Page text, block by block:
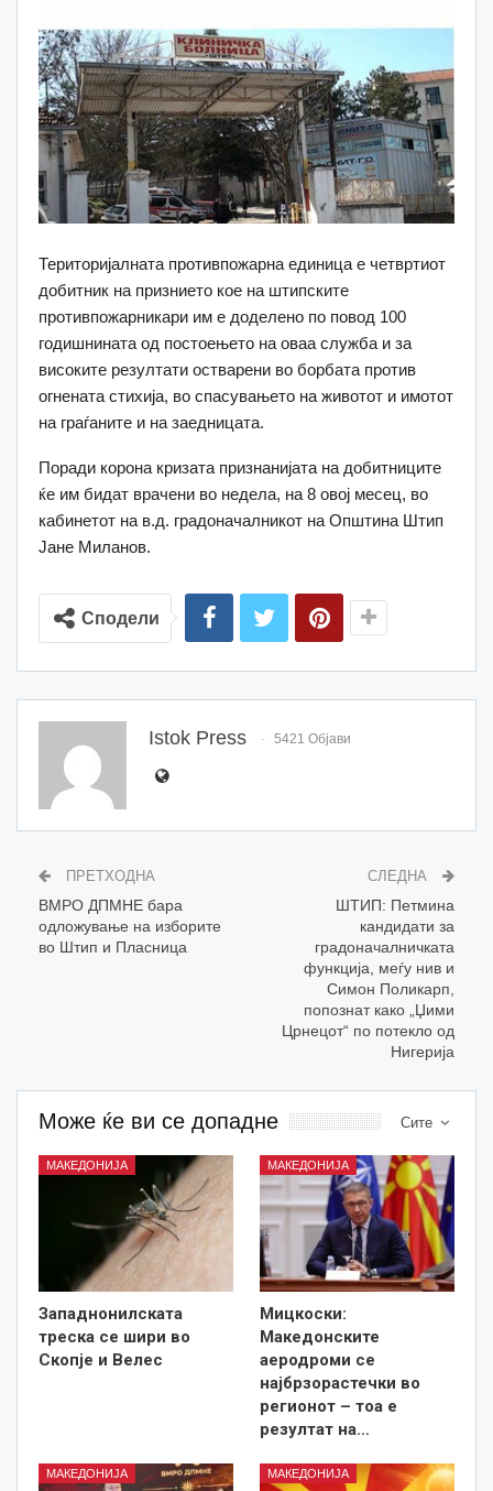
Територијалната противпожарна единица е четвртиот
добитник на признието кое на штипските
противпожарникари им е доделено по повод 100
годишнината од постоењето на оваа служба и за
високите резултати остварени во борбата против
огнената стихија, во спасувањето на животот и имотот
на граѓаните и на заедницата.
Поради корона кризата признанијата на добитниците
ќе им бидат врачени во недела, на 8 овој месец, во
кабинетот на в.д. градоначалникот на Општина Штип
Јане Миланов.
Сподели
Istok Press 5421 Објави
ПРЕТХОДНА
ВМРО ДПМНЕ бара
одложување на изборите
во Штип и Пласница
СЛЕДНА
ШТИП: Петмина
кандидати за
градоначалничката
функција, меѓу нив и
Симон Поликарп,
попознат како „Џими
Црнецот“ по потекло од
Нигерија
Сите
Може ќе ви се допадне
МАКЕДОНИЈА
Западнонилската
треска се шири во
Скопје и Велес
МАКЕДОНИЈА
Мицкоски:
Македонските
аеродроми се
најбрзорастечки во
регионот – тоа е
резултат на…
МАКЕДОНИЈА МАКЕДОНИЈА